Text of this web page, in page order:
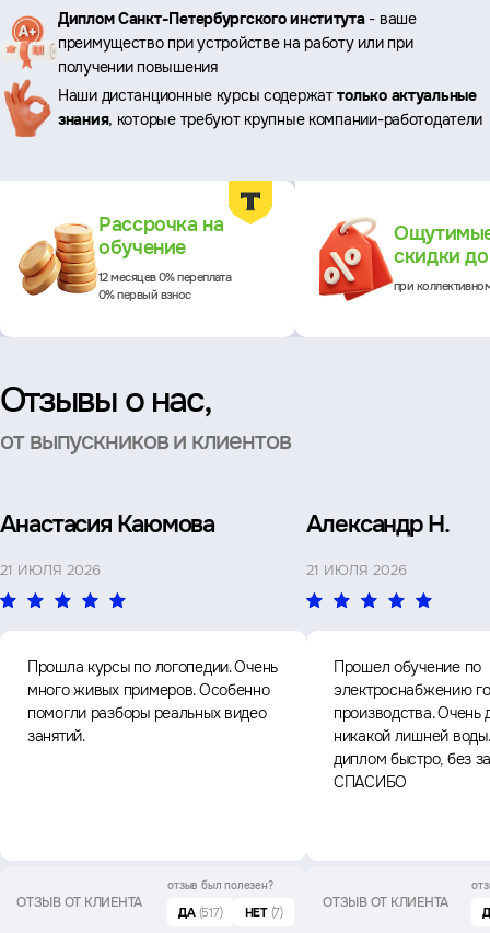
Ключевые
преимущества
Диплом Санкт-Петербургского института- ваше
преимущество при устройстве на работу или при
получении повышения
Наши дистанционные курсы содержаттолько актуальные
знания, которые требуют крупные компании-работодатели
Рассрочка на
обучение
12 месяцев 0% переплата
0% первый взнос
скидки
при
Отзывы о нас,
от выпускников и клиентов
Анастасия Каюмова
21 ИЮЛЯ 2026
Прошла курсы по логопедии. Очень
много живых примеров. Особенно
помогли разборы реальных видео
занятий.
ОТЗЫВ ОТ КЛИЕНТА
отзыв был полезен?
ДА (517) НЕТ (7)
Александр Н.
21 ИЮЛЯ 2026
Прошел обучение по
электроснабжению
производства. Очень
никакой лишней
диплом быстро, без
СПАСИБО
ОТЗЫВ ОТ КЛИЕНТА